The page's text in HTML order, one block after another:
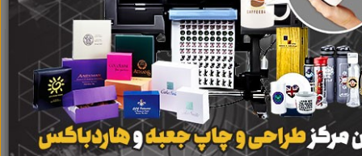
نتیجه ای یافت نشد